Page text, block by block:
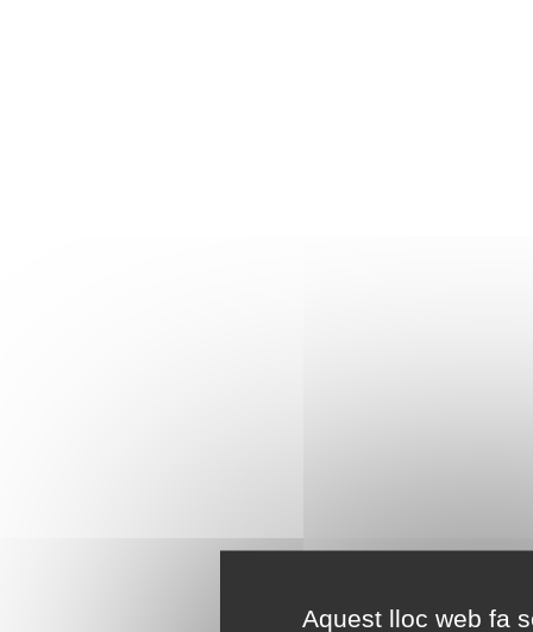
Aquest lloc web fa